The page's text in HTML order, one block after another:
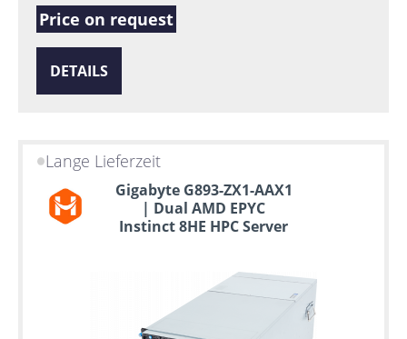
Price on request
DETAILS
Lange Lieferzeit
Gigabyte G893-ZX1-AAX1
| Dual AMD EPYC
Instinct 8HE HPC Server